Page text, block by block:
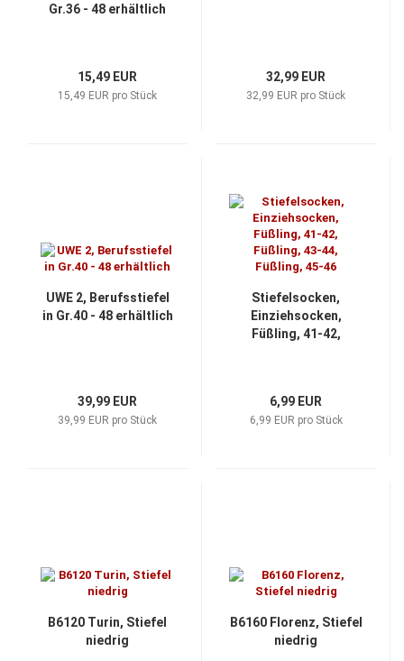
Gr.36 - 48 erhältlich
15,49 EUR
15,49 EUR pro Stück
32,99 EUR
32,99 EUR pro Stück
UWE 2, Berufsstiefel
in Gr.40 - 48 erhältlich
39,99 EUR
39,99 EUR pro Stück
Stiefelsocken,
Einziehsocken,
Füßling, 41-42,
6,99 EUR
6,99 EUR pro Stück
B6120 Turin, Stiefel
niedrig
B6160 Florenz, Stiefel
niedrig